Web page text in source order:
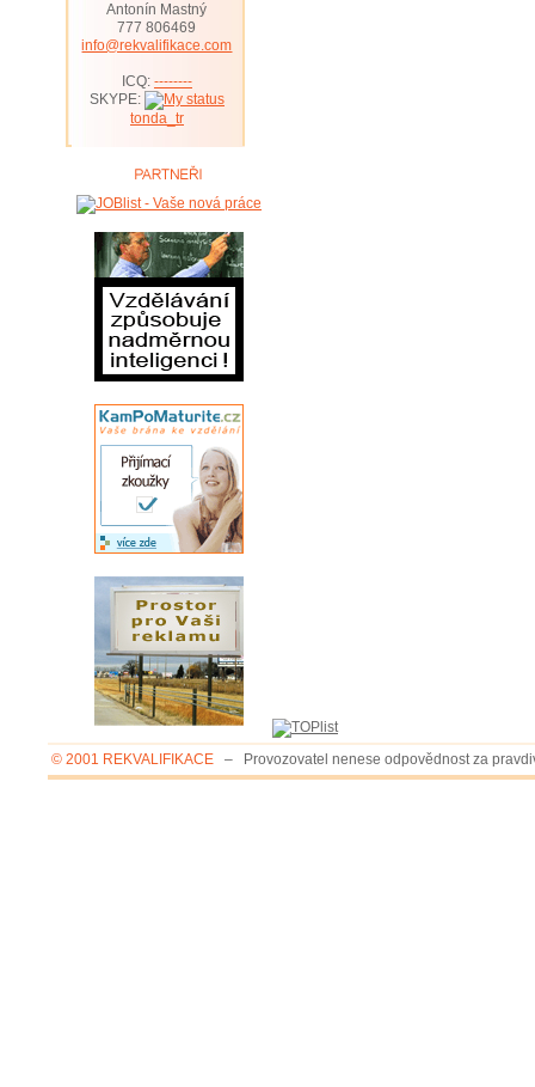
Antonín Mastný
777 806469
info@rekvalifikace.com
ICQ: --------
SKYPE:
tonda_tr
© 2001 REKVALIFIKACE – Provozovatel nenese odpovědnost za